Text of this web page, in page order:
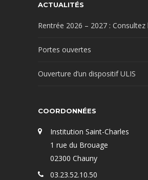
ACTUALITÉS
Rentrée 2026 – 2027 : Consultez
Portes ouvertes
Ouverture d’un dispositif ULIS
COORDONNÉES
Institution Saint-Charles
1 rue du Brouage
02300 Chauny
03.23.52.10.50